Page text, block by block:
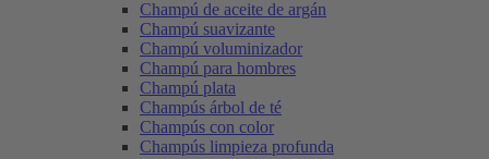
Champú de aceite de argán
Champú suavizante
Champú voluminizador
Champú para hombres
Champú plata
Champús árbol de té
Champús con color
Champús limpieza profunda